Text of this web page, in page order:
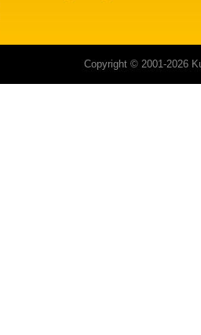
Copyright © 2001-2026